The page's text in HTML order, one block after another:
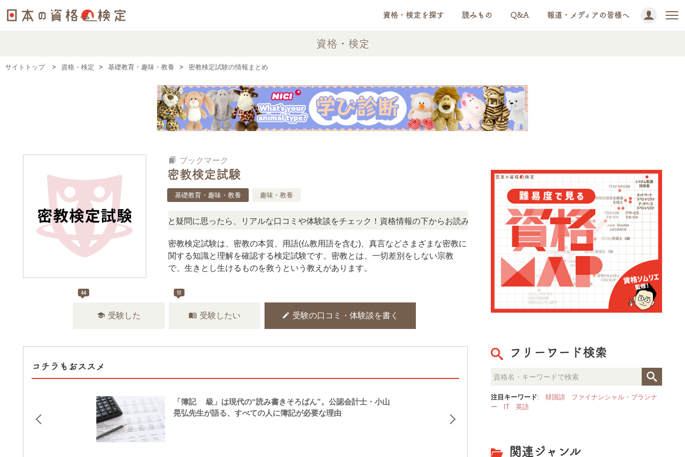
資格・検定を探す 読みもの Q&A 報道・メディアの皆様へ
資格・検定
サイトトップ 資格・検定 基礎教育・趣味・教養 密教検定試験の情報まとめ
bookmarks ブックマーク
密教検定試験
基礎教育・趣味・教養 趣味・教養
の検定、難しい？」「どんな試験？」と疑問に思ったら、リアルな口コミや体験談をチェック！資格情報の下からお読みいただけます。 NEWS! 「この検定、難しい？」「どんな試験
密教検定試験は、密教の本質、用語(仏教用語を含む)、真言などさまざまな密教に
関する知識と理解を確認する検定試験です。密教とは、一切差別をしない宗教
で、生きとし生けるものを救うという教えがあります。
44
school 受験した
57
menu_book 受験したい edit 受験の口コミ・体験談を書く
コチラもおススメ
「簿記3級」は現代の“読み書きそろばん”。公認会計士・小山
晃弘先生が語る、すべての人に簿記が必要な理由
[ PR ] 「NASM認定パーソナル
フリーワード検索
注目キーワード: 韓国語
ファイナンシャル・プランナ
ー
IT 英語
関連ジャンル